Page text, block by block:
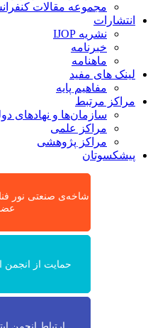
مجموعه مقالات
انتشارات
نشریه IJOP
خبرنامه
ماهنامه
لینک های مفید
مفاهیم پایه
مراکز مرتبط
سازمان‌ها و نهادهای
مراکز علمی
مراکز پژوهشی
پیشکسوتان
شاخه‌ی صنعتی نور
عضو
حمایت از انجمن
ارتباط انجمن